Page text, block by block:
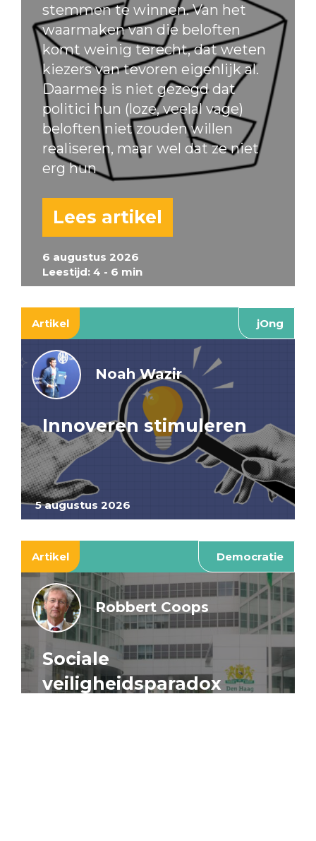
6 augustus 2026
Leestijd: 4 - 6 min
stemmen te winnen. Van het
waarmaken van die beloften
komt weinig terecht, dat weten
kiezers van tevoren eigenlijk al.
Daarmee is niet gezegd dat
politici hun (loze, veelal vage)
beloften niet zouden willen
realiseren, maar wel dat ze niet
erg hun
Lees artikel
Artikel jOng
5 augustus 2026
Noah Wazir
Innoveren stimuleren
Artikel Democratie
Robbert Coops
Sociale
veiligheidsparadox